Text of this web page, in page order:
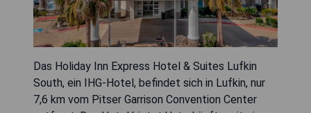
Das Holiday Inn Express Hotel & Suites Lufkin
South, ein IHG-Hotel, befindet sich in Lufkin, nur
7,6 km vom Pitser Garrison Convention Center